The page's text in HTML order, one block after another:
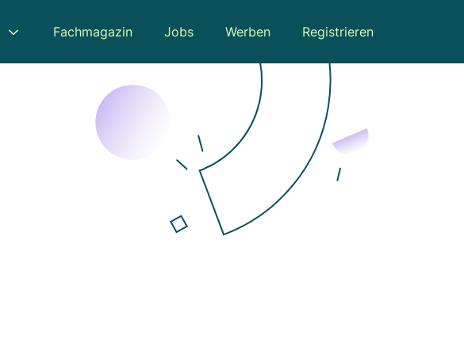
Fachmagazin Jobs Werben Registrieren